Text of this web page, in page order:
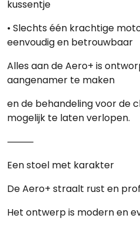
kussentje
• Slechtséén krachtige
eenvoudig en betrouwbaar
Alles aan de Aero+ is
aangenamer te maken
en de behandeling voor de
mogelijk te laten verlopen.
⸻
Een stoel met karakter
De Aero+ straalt rust en
Het ontwerp is modern en